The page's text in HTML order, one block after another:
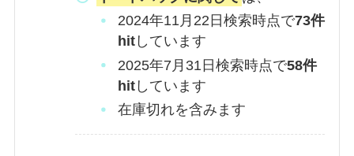
2024年11月22日検索時点で73件
hitしています
2025年7月31日検索時点で58件
hitしています
在庫切れを含みます